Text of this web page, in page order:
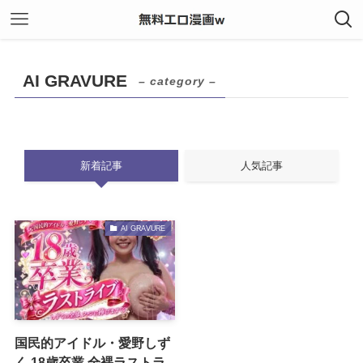
AI GRAVURE – category –
新着記事 人気記事
AI GRAVURE
国民的アイドル・愛野しず